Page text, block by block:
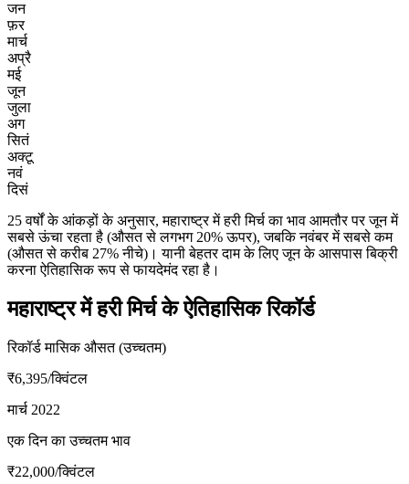
जन
फ़र
मार्च
अप्रै
मई
जून
जुला
अग
सितं
अक्टू
नवं
दिसं
25 वर्षों के आंकड़ों के अनुसार, महाराष्ट्र में हरी मिर्च का भाव आमतौर पर जून में
सबसे ऊंचा रहता है (औसत से लगभग 20% ऊपर), जबकि नवंबर में सबसे कम
(औसत से करीब 27% नीचे)। यानी बेहतर दाम के लिए जून के आसपास बिक्री
करना ऐतिहासिक रूप से फायदेमंद रहा है।
महाराष्ट्र में हरी मिर्च के ऐतिहासिक रिकॉर्ड
रिकॉर्ड मासिक औसत (उच्चतम)
₹6,395/क्विंटल
मार्च 2022
एक दिन का उच्चतम भाव
₹22,000/क्विंटल